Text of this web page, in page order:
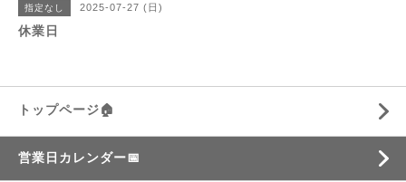
指定なし 2025-07-27 (日)
休業日
トップページ🏠
営業日カレンダー📅